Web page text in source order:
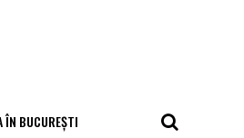
ÎN BUCUREȘTI